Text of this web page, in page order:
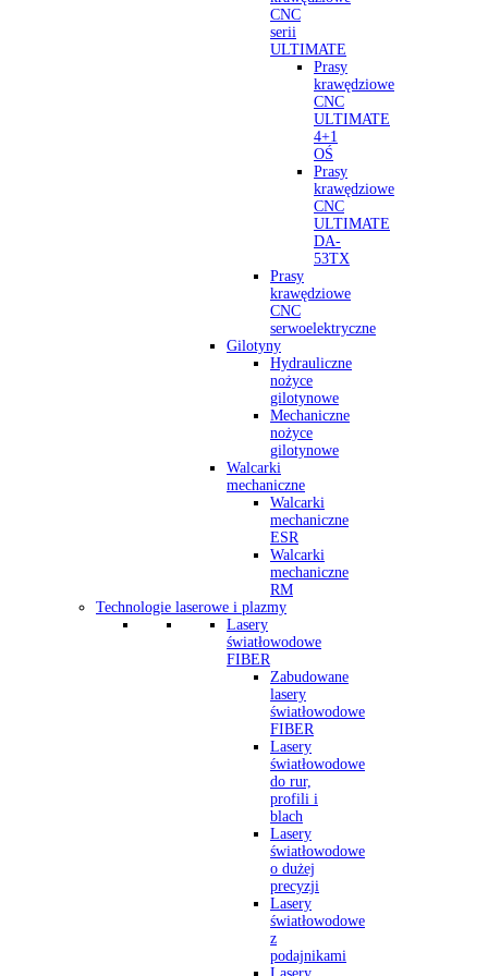
CNC
serii
ULTIMATE
Prasy
krawędziowe
CNC
ULTIMATE
4+1
OŚ
Prasy
krawędziowe
CNC
ULTIMATE
DA-
53TX
Prasy
krawędziowe
CNC
serwoelektryczne
Gilotyny
Hydrauliczne
nożyce
gilotynowe
Mechaniczne
nożyce
gilotynowe
Walcarki
mechaniczne
Walcarki
mechaniczne
ESR
Walcarki
mechaniczne
RM
Technologie laserowe i plazmy
Lasery
światłowodowe
FIBER
Zabudowane
lasery
światłowodowe
FIBER
Lasery
światłowodowe
do rur,
profili i
blach
Lasery
światłowodowe
o dużej
precyzji
Lasery
światłowodowe
z
podajnikami